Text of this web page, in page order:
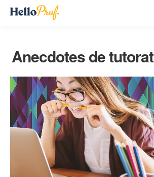
Anecdotes de tutorat